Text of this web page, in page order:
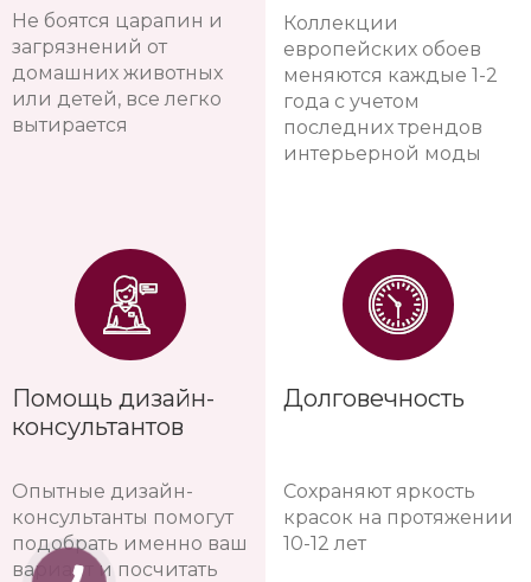
Не боятся царапин и
загрязнений от
домашних животных
или детей, все легко
вытирается
Помощь дизайн-
консультантов
Опытные дизайн-
консультанты помогут
подобрать именно ваш
вариант и посчитать
Коллекции
европейских обоев
меняются каждые 1-2
года с учетом
последних трендов
интерьерной моды
Долговечность
Сохраняют яркость
красок на протяжении
10-12 лет